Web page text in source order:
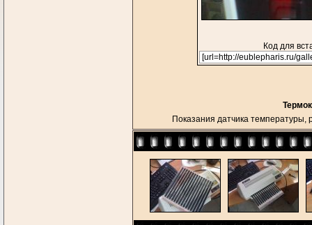
Код для
Показания датчика температуры,